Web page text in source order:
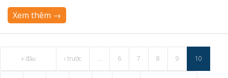
Xem thêm →
« đầu ‹ trước … 6 7 8 9 10